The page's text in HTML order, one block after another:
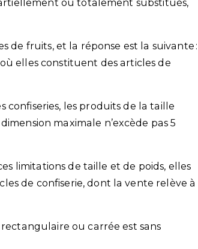
ou totalement substitués,
de fruits, et la réponse est la suivante :
elles constituent des articles de
confiseries, les produits de la taille
maximale n’excède pas 5
limitations de taille et de poids, elles
de confiserie, dont la vente relève à
ou carrée est sans